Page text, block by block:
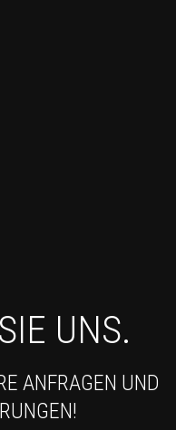
UNS.
ANFRAGEN UND